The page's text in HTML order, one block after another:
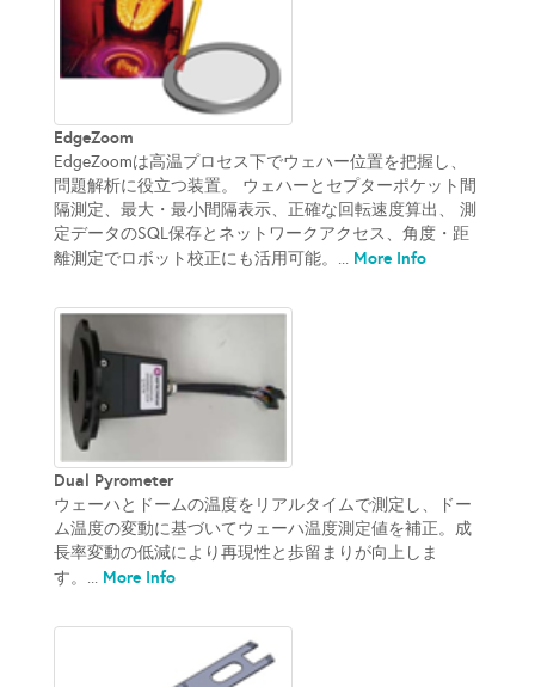
EdgeZoom
​EdgeZoomは高温プロセス下でウェハー位置を把握し、
問題解析に役立つ装置。 ウェハーとセプターポケット間
隔測定、最大・最小間隔表示、正確な回転速度算出、 測
定データのSQL保存とネットワークアクセス、角度・距
離測定でロボット校正にも活用可能。... More Info
Dual Pyrometer
ウェーハとドームの温度をリアルタイムで測定し、ドー
ム温度の変動に基づいてウェーハ温度測定値を補正。成
長率変動の低減により再現性と歩留まりが向上しま
す。... More Info